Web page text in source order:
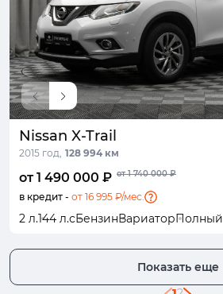
Nissan X-Trail
2015 год, 128 994 км
от 1 490 000 ₽ от 1 740 000 ₽
в кредит - от 16 995 ₽/мес.
2 л.144 л.сБензинВариаторПолный
Показать еще